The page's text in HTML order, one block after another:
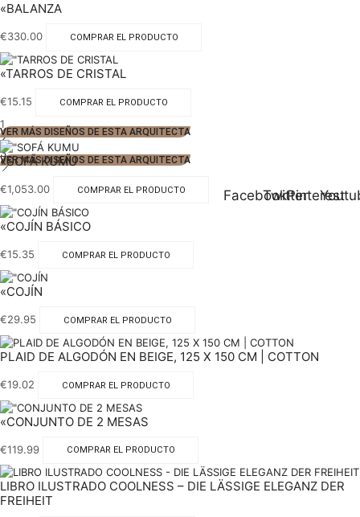
«BALANZA
€330.00 COMPRAR EL PRODUCTO
«TARROS DE CRISTAL
€15.15 COMPRAR EL PRODUCTO
1
2
3
FacebookTwitterPinterest
VER MÁS DISEÑOS DE ESTA ARQUITECTA
VER MÁS DISEÑOS DE ESTA ARQUITECTA
«SOFÁ KUMU
€1,053.00 COMPRAR EL PRODUCTO
«COJÍN BÁSICO
€15.35 COMPRAR EL PRODUCTO
«COJÍN
€29.95 COMPRAR EL PRODUCTO
PLAID DE ALGODÓN EN BEIGE, 125 X 150 CM | COTTON
€19.02 COMPRAR EL PRODUCTO
«CONJUNTO DE 2 MESAS
€119.99 COMPRAR EL PRODUCTO
LIBRO ILUSTRADO COOLNESS – DIE LÄSSIGE ELEGANZ DER
FREIHEIT